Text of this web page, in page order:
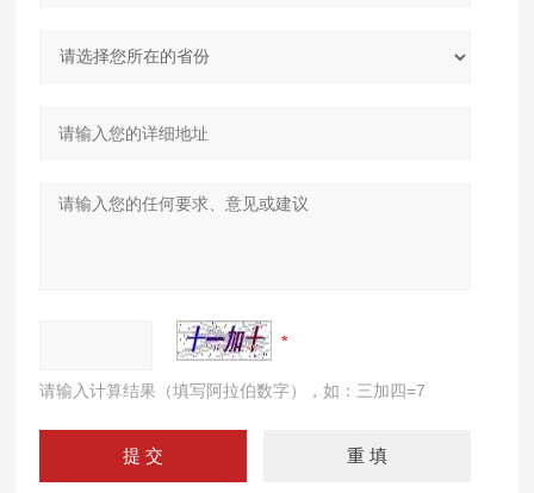
请输入计算结果（填写阿拉伯数字），如：三加四=7